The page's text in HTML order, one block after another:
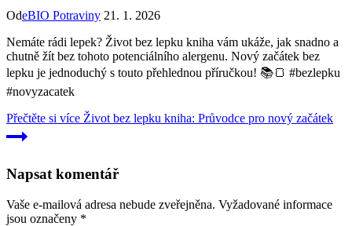
OdeBIO Potraviny 21. 1. 2026
Nemáte rádi lepek? Život bez lepku kniha vám ukáže, jak snadno a
chutně žít bez tohoto potenciálního alergenu. Nový začátek bez
lepku je jednoduchý s touto přehlednou příručkou! 📚🍞 #bezlepku
#novyzacatek
Přečtěte si více Život bez lepku kniha: Průvodce pro nový začátek
Napsat komentář
Vaše e-mailová adresa nebude zveřejněna. Vyžadované informace
jsou označeny *